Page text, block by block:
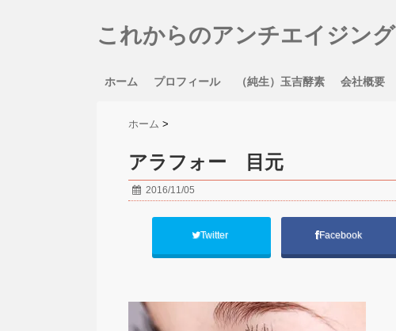
これからのアンチエイジング
ホーム プロフィール （純生）玉吉酵素 会社概要
ホーム >
アラフォー 目元
2016/11/05
Twitter Facebook